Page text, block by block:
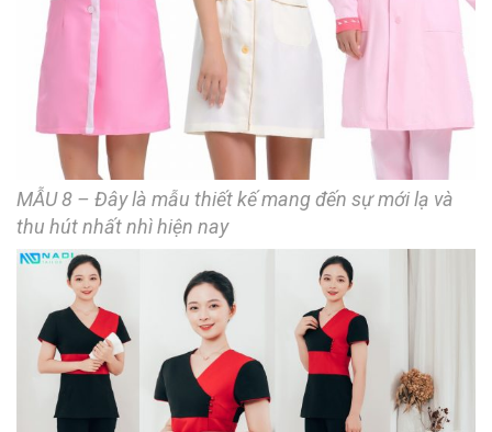
MẪU 8 – Đây là mẫu thiết kế mang đến sự mới lạ và
thu hút nhất nhì hiện nay